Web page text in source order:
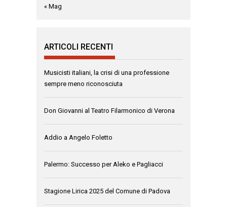
« Mag
ARTICOLI RECENTI
Musicisti italiani, la crisi di una professione
sempre meno riconosciuta
Don Giovanni al Teatro Filarmonico di Verona
Addio a Angelo Foletto
Palermo: Successo per Aleko e Pagliacci
Stagione Lirica 2025 del Comune di Padova